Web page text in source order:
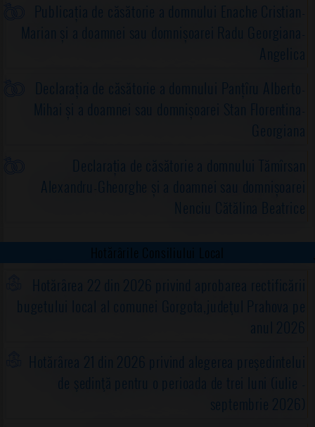
Publicația de căsătorie a domnului Enache Cristian-
Marian și a doamnei sau domnișoarei Radu Georgiana-
Angelica
Declarația de căsătorie a domnului Panțîru Alberto-
Mihai și a doamnei sau domnișoarei Stan Florentina-
Georgiana
Declarația de căsătorie a domnului Tămîrsan
Alexandru-Gheorghe și a doamnei sau domnișoarei
Nenciu Cătălina Beatrice
Hotărârile Consiliului Local
Hotărârea 22 din 2026 privind aprobarea rectificării
bugetului local al comunei Gorgota,judeţul Prahova pe
anul 2026
Hotărârea 21 din 2026 privind alegerea preşedintelui
de şedinţă pentru o perioada de trei luni (iulie -
septembrie 2026)